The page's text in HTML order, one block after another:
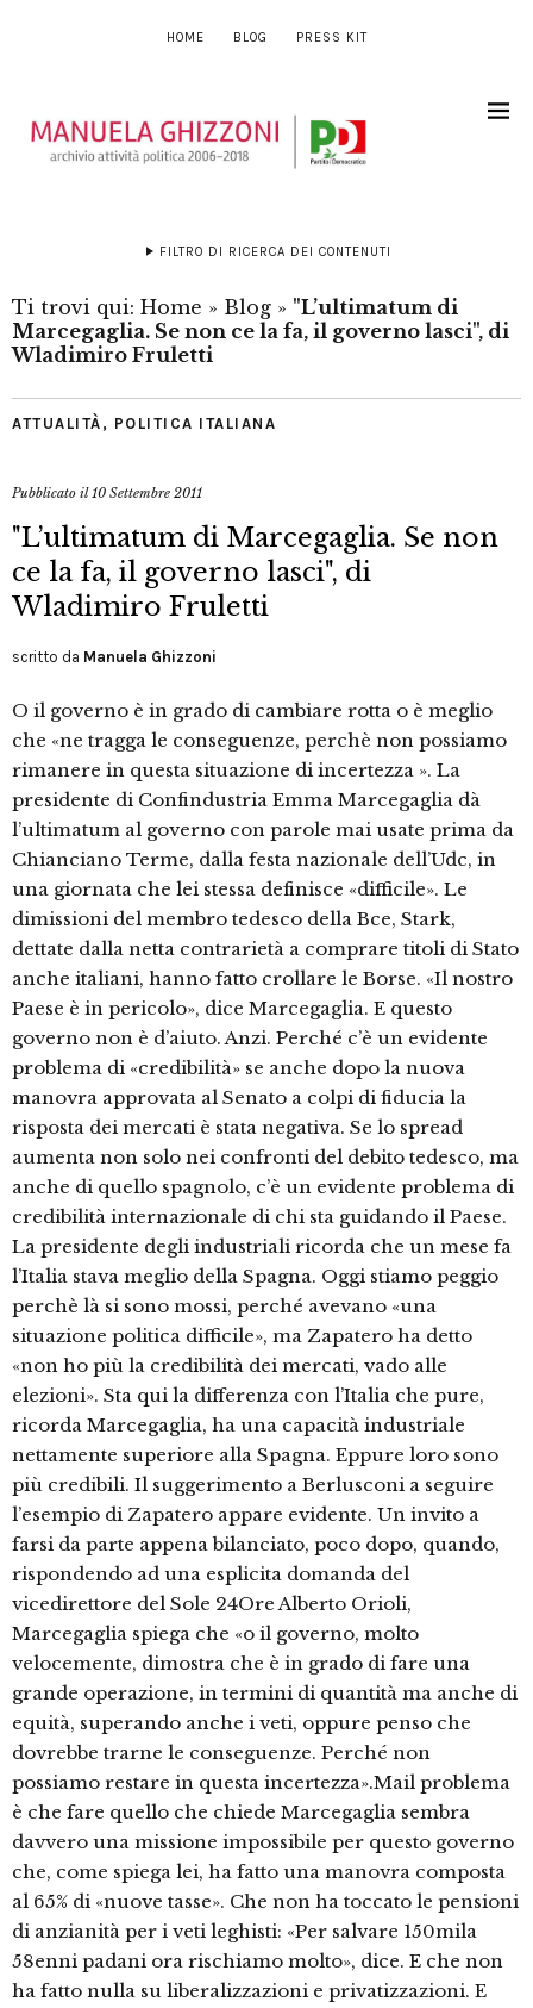
HOME BLOG PRESS KIT
FILTRO DI RICERCA DEI CONTENUTI
Ti trovi qui: Home » Blog » "L’ultimatum di
Marcegaglia. Se non ce la fa, il governo lasci", di
Wladimiro Fruletti
ATTUALITÀ , POLITICA ITALIANA
Pubblicato il10 Settembre 2011
"L’ultimatum di Marcegaglia. Se non
ce la fa, il governo lasci", di
Wladimiro Fruletti
scritto da Manuela Ghizzoni
O il governo è in grado di cambiare rotta o è meglio
che «ne tragga le conseguenze, perchè non possiamo
rimanere in questa situazione di incertezza ». La
presidente di Confindustria Emma Marcegaglia dà
l’ultimatum al governo con parole mai usate prima da
Chianciano Terme, dalla festa nazionale dell’Udc, in
una giornata che lei stessa definisce «difficile». Le
dimissioni del membro tedesco della Bce, Stark,
dettate dalla netta contrarietà a comprare titoli di Stato
anche italiani, hanno fatto crollare le Borse. «Il nostro
Paese è in pericolo», dice Marcegaglia. E questo
governo non è d’aiuto. Anzi. Perché c’è un evidente
problema di «credibilità» se anche dopo la nuova
manovra approvata al Senato a colpi di fiducia la
risposta dei mercati è stata negativa. Se lo spread
aumenta non solo nei confronti del debito tedesco, ma
anche di quello spagnolo, c’è un evidente problema di
credibilità internazionale di chi sta guidando il Paese.
La presidente degli industriali ricorda che un mese fa
l’Italia stava meglio della Spagna. Oggi stiamo peggio
perchè là si sono mossi, perché avevano «una
situazione politica difficile», ma Zapatero ha detto
«non ho più la credibilità dei mercati, vado alle
elezioni». Sta qui la differenza con l’Italia che pure,
ricorda Marcegaglia, ha una capacità industriale
nettamente superiore alla Spagna. Eppure loro sono
più credibili. Il suggerimento a Berlusconi a seguire
l’esempio di Zapatero appare evidente. Un invito a
farsi da parte appena bilanciato, poco dopo, quando,
rispondendo ad una esplicita domanda del
vicedirettore del Sole 24Ore Alberto Orioli,
Marcegaglia spiega che «o il governo, molto
velocemente, dimostra che è in grado di fare una
grande operazione, in termini di quantità ma anche di
equità, superando anche i veti, oppure penso che
dovrebbe trarne le conseguenze. Perché non
possiamo restare in questa incertezza».Mail problema
è che fare quello che chiede Marcegaglia sembra
davvero una missione impossibile per questo governo
che, come spiega lei, ha fatto una manovra composta
al 65% di «nuove tasse». Che non ha toccato le pensioni
di anzianità per i veti leghisti: «Per salvare 150mila
58enni padani ora rischiamo molto», dice. E che non
ha fatto nulla su liberalizzazioni e privatizzazioni. E